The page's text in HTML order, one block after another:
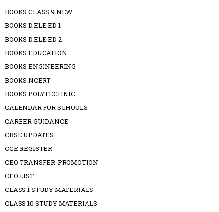
BOOKS CLASS 9 NEW
BOOKS D.ELE.ED 1
BOOKS D.ELE.ED 2
BOOKS EDUCATION
BOOKS ENGINEERING
BOOKS NCERT
BOOKS POLYTECHNIC
CALENDAR FOR SCHOOLS
CAREER GUIDANCE
CBSE UPDATES
CCE REGISTER
CEO TRANSFER-PROMOTION
CEO LIST
CLASS 1 STUDY MATERIALS
CLASS 10 STUDY MATERIALS